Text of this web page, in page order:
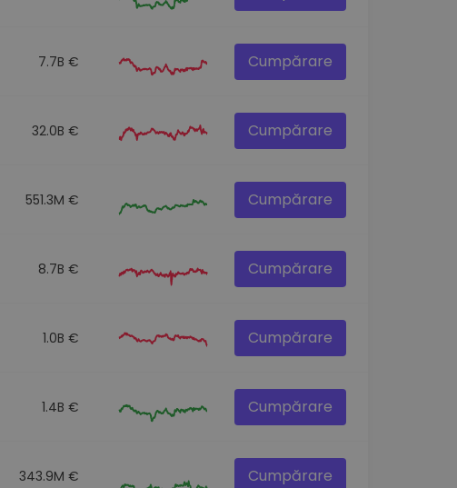
7.7B € Cumpărare
32.0B € Cumpărare
551.3M € Cumpărare
8.7B € Cumpărare
1.0B € Cumpărare
1.4B € Cumpărare
343.9M € Cumpărare